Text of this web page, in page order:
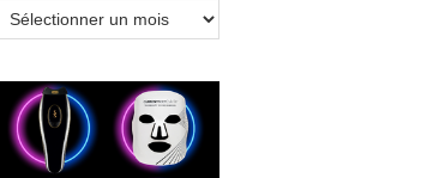
Archives